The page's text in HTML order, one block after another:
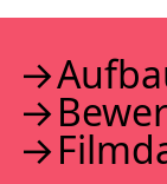
2006
2005
2004
2003
2002